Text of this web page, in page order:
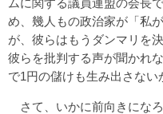
め、幾人もの政治家が「私
が、彼らはもうダンマリを
彼らを批判する声が聞かれ
で1円の儲けも生み出さない
さて、いかに前向きにな